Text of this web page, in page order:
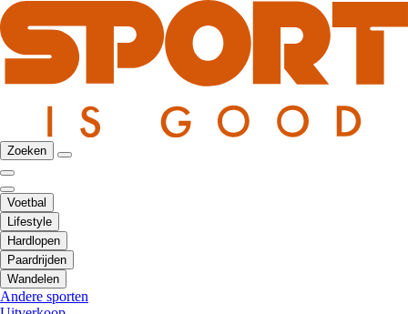
Zoeken
Voetbal
Lifestyle
Hardlopen
Paardrijden
Wandelen
Andere sporten